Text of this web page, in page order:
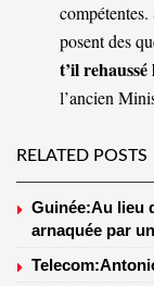
posent des
t’il rehaussé
l’ancien
RELATED POSTS
Guinée:Au lieu
arnaquée par